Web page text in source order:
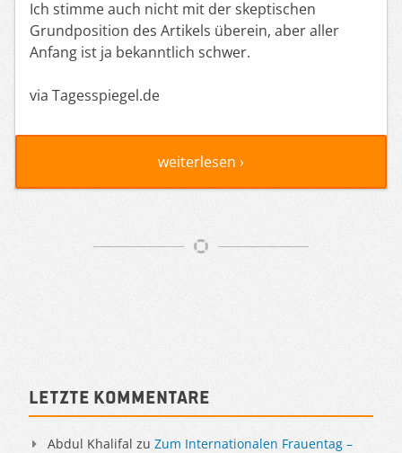
Ich stimme auch nicht mit der skeptischen
Grundposition des Artikels überein, aber aller
Anfang ist ja bekanntlich schwer.
via Tagesspiegel.de
weiterlesen ›
Sidebar
Letzte Kommentare
Abdul Khalifal zu Zum Internationalen Frauentag –